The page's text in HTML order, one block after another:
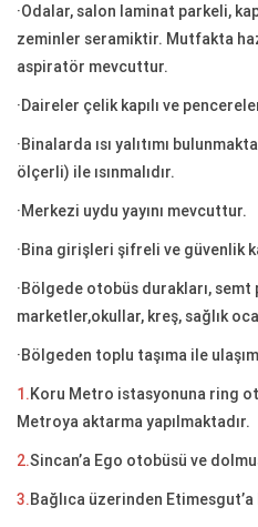
·Odalar, salon laminat parkeli,
zeminler seramiktir. Mutfakta
aspiratör mevcuttur.
·Daireler çelik kapılı ve
·Binalarda ısı yalıtımı
ölçerli) ile ısınmalıdır.
·Merkezi uydu yayını mevcuttur.
·Bina girişleri şifreli ve güvenlik
·Bölgede otobüs durakları, semt
marketler,okullar, kreş, sağlık
·Bölgeden toplu taşıma ile
1.Koru Metro istasyonuna ring
Metroya aktarma yapılmaktadır.
2.Sincan’a Ego otobüsü ve
3.Bağlıca üzerinden